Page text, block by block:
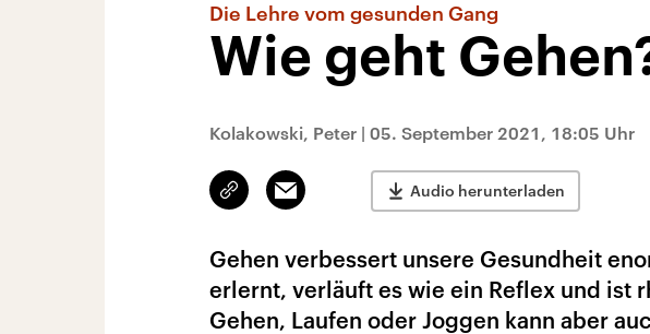
Die Lehre vom gesunden Gang
Wie geht
Kolakowski, Peter | 05. September 2021, 18:05 Uhr
Link
kopieren/teilen
Email Audio herunterladen
Gehen verbessert unsere Gesundheit
erlernt, verläuft es wie ein Reflex und ist
Gehen, Laufen oder Joggen kann aber